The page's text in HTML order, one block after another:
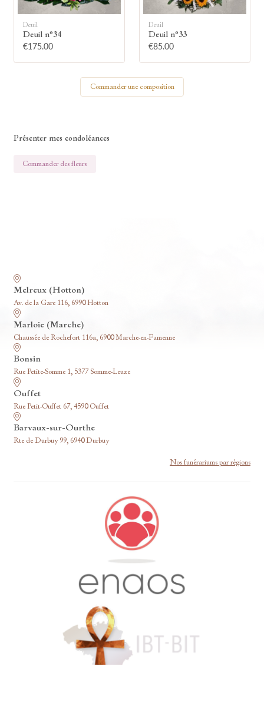
🕯 Allumer ma bougie
Deuil
Deuil n°34
€175.00
Deuil
Deuil n°33
€85.00
Commander une composition
Présenter mes condoléances
Commander des fleurs
Melreux (Hotton)
Av. de la Gare 116, 6990 Hotton
Marloie (Marche)
Chaussée de Rochefort 116a, 6900 Marche-en-Famenne
Bonsin
Rue Petite-Somme 1, 5377 Somme-Leuze
Ouffet
Rue Petit-Ouffet 67, 4590 Ouffet
Barvaux-sur-Ourthe
Rte de Durbuy 99, 6940 Durbuy
Nos funérariums par régions